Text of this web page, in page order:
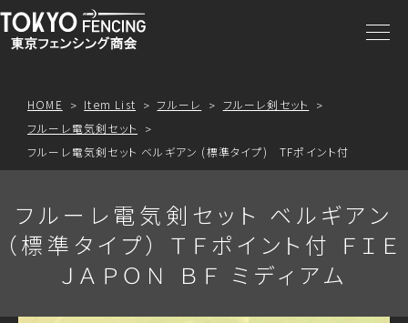
商品一覧
アクセス
お問合わせ
プライスリスト
HOME Item List フルーレ
フルーレ剣セット
フルーレ電気剣セット
フルーレ電気剣セット ベルギアン (標準タイプ) TFポイント付
フルーレ電気剣セット ベルギアン
（標準タイプ） ＴＦポイント付 ＦＩＥ
ＪＡＰＯＮ ＢＦ ミディアム